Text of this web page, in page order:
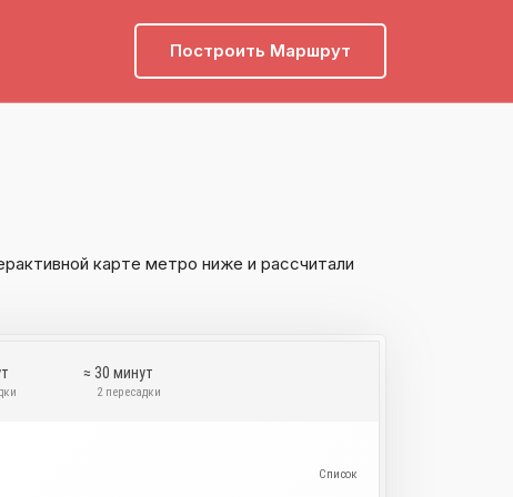
Построить Маршрут
карте метро ниже и рассчитали
≈ 30 минут
2 пересадки